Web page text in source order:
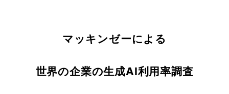
マッキンゼーによる
世界の企業の生成AI利用率調査